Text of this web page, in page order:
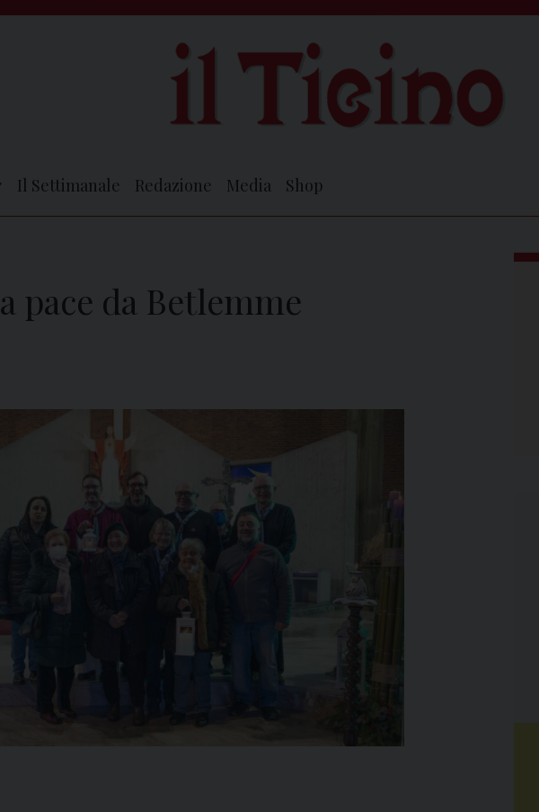
Il Settimanale Redazione Media Shop
pace da Betlemme